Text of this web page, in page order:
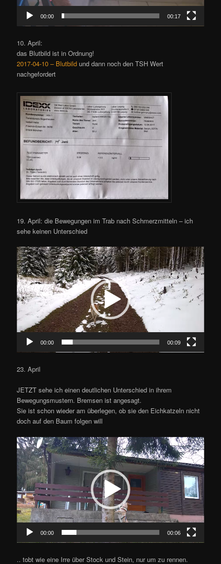
00:00 00:17
10. April:
das Blutbild ist in Ordnung!
2017-04-10 – Blutbild und dann noch den TSH Wert
nachgefordert
19. April: die Bewegungen im Trab nach Schmerzmitteln – ich
sehe keinen Unterschied
Video-
Player
00:00 00:09
23. April
JETZT sehe ich einen deutlichen Unterschied in ihrem
Bewegungsmustern. Bremsen ist angesagt.
Sie ist schon wieder am überlegen, ob sie den Eichkatzeln nicht
doch auf den Baum folgen will
Video-
Player
00:00 00:06
.. tobt wie eine Irre über Stock und Stein, nur um zu rennen.